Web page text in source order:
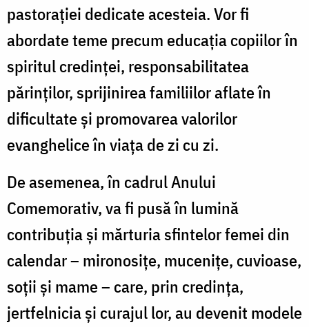
pastorației dedicate acesteia. Vor fi
abordate teme precum educația copiilor în
spiritul credinței, responsabilitatea
părinților, sprijinirea familiilor aflate în
dificultate și promovarea valorilor
evanghelice în viața de zi cu zi.
De asemenea, în cadrul Anului
Comemorativ, va fi pusă în lumină
contribuția și mărturia sfintelor femei din
calendar – mironosițe, mucenițe, cuvioase,
soții și mame – care, prin credința,
jertfelnicia și curajul lor, au devenit modele